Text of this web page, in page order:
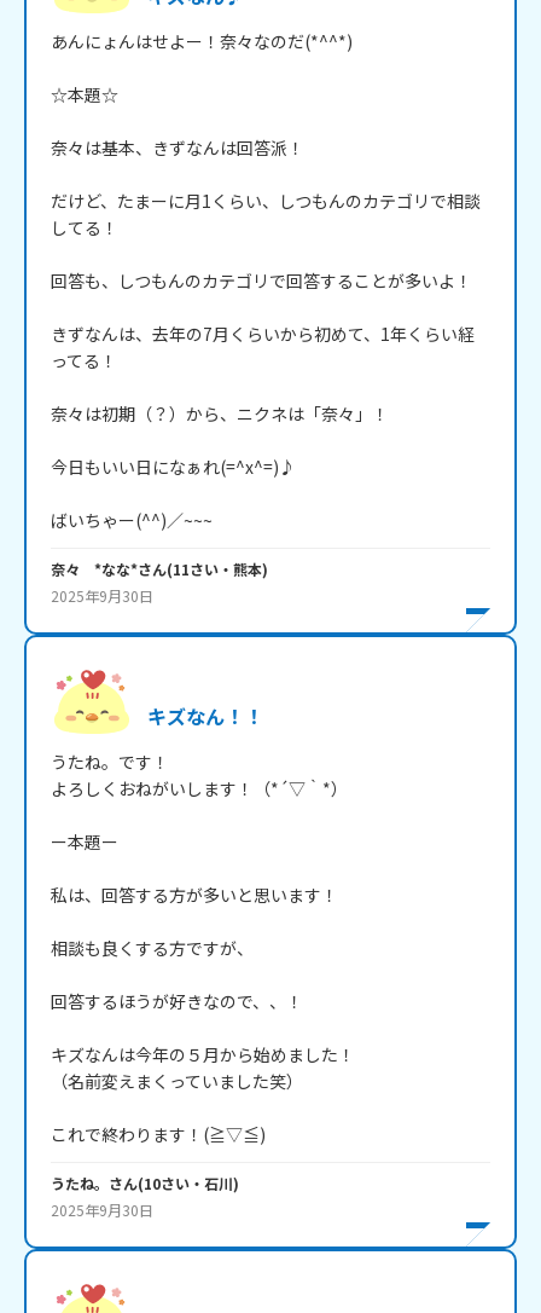
あんにょんはせよー！奈々なのだ(*^^*)
☆本題☆
奈々は基本、きずなんは回答派！
だけど、たまーに月1くらい、しつもんのカテゴリで相談
してる！
回答も、しつもんのカテゴリで回答することが多いよ！
きずなんは、去年の7月くらいから初めて、1年くらい経
ってる！
奈々は初期（？）から、ニクネは「奈々」！
今日もいい日になぁれ(=^x^=)♪
ばいちゃー(^^)／~~~
奈々 *なな*さん(11さい・ 熊本)
2025年9月30日
キズなん！！
うたね。です！
よろしくおねがいします！（*´▽｀*）
ー本題ー
私は、回答する方が多いと思います！
相談も良くする方ですが、
回答するほうが好きなので、、！
キズなんは今年の５月から始めました！
（名前変えまくっていました笑）
これで終わります！(≧▽≦)
うたね。 さん(10さい・ 石川)
2025年9月30日